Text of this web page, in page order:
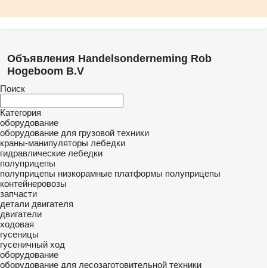
Объявления Handelsonderneming Rob
Hogeboom B.V
Поиск
Категория
оборудование
оборудование для грузовой техники
краны-манипуляторы лебедки
гидравлические лебедки
полуприцепы
полуприцепы низкорамные платформы полуприцепы
контейнеровозы
запчасти
детали двигателя
двигатели
ходовая
гусеницы
гусеничный ход
оборудование
оборудование для лесозаготовительной техники